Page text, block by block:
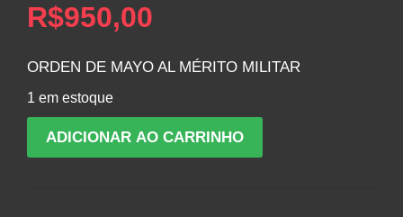
R$950,00
ORDEN DE MAYO AL MÉRITO MILITAR
1 em estoque
ADICIONAR AO CARRINHO